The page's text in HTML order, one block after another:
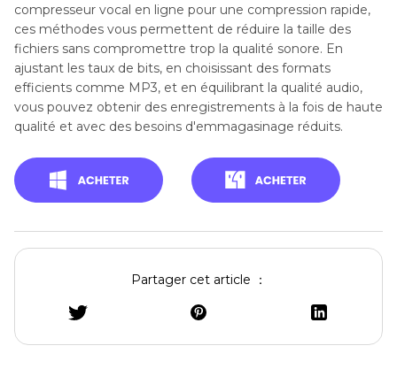
compresseur vocal en ligne pour une compression rapide,
ces méthodes vous permettent de réduire la taille des
fichiers sans compromettre trop la qualité sonore. En
ajustant les taux de bits, en choisissant des formats
efficients comme MP3, et en équilibrant la qualité audio,
vous pouvez obtenir des enregistrements à la fois de haute
qualité et avec des besoins d'emmagasinage réduits.
Partager cet article ：